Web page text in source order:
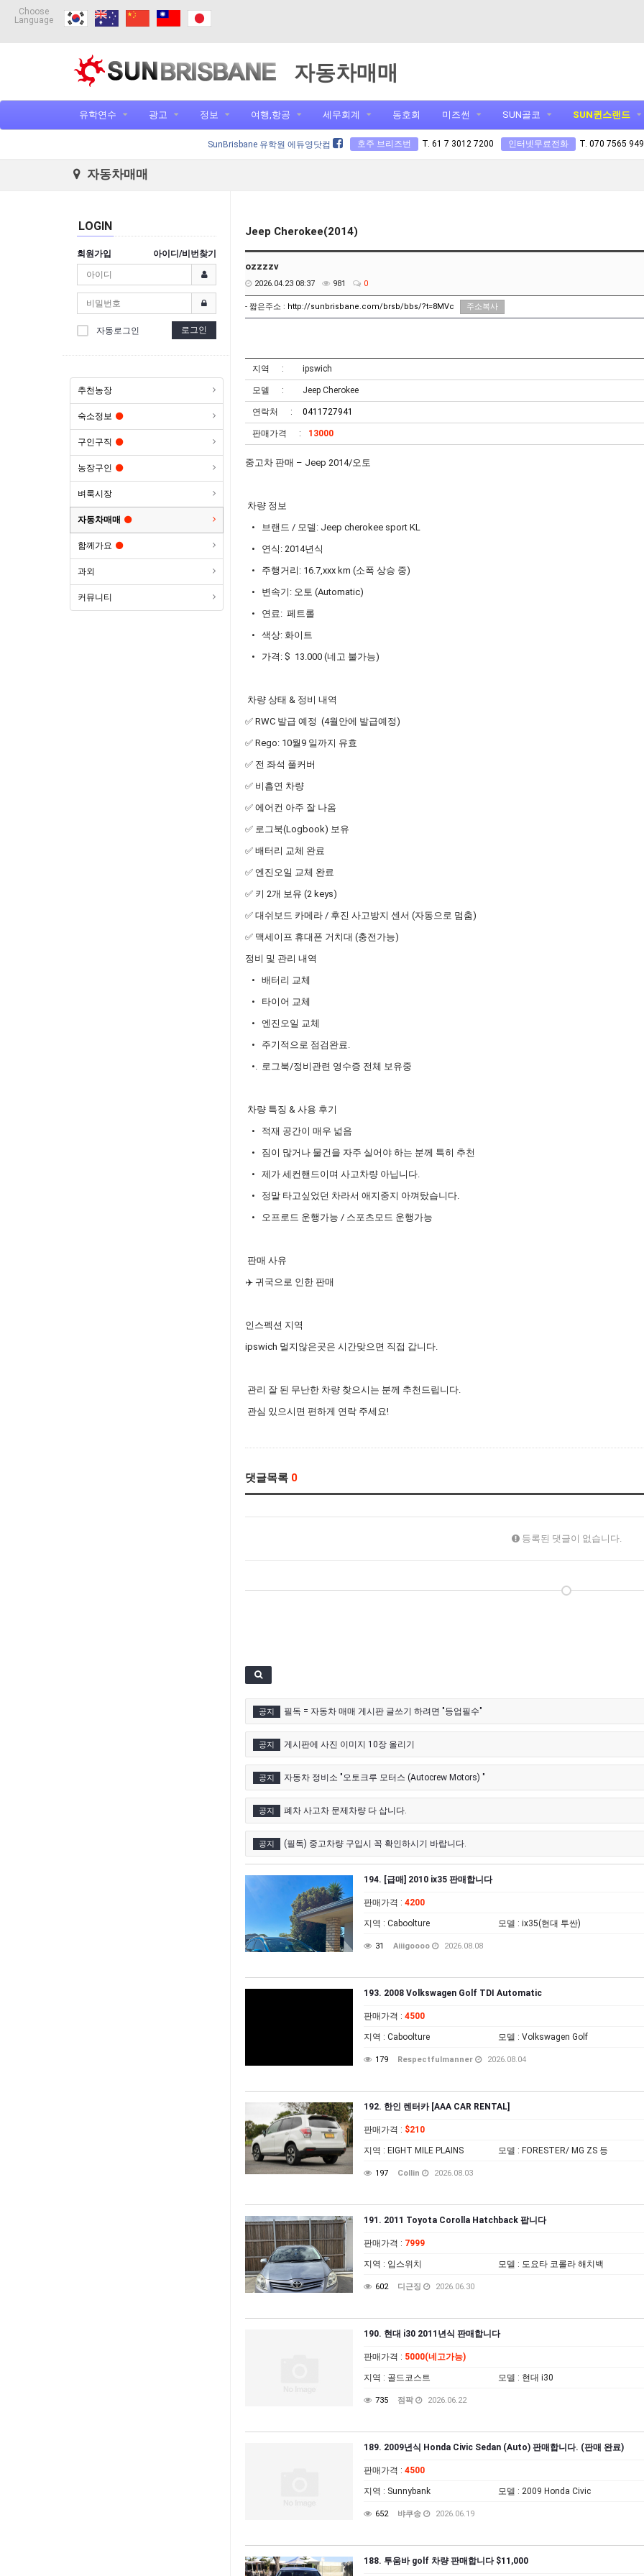
Choose
Language
자동차매매
유학연수 광고 정보 여행,항공 세무회계 동호회 미즈썬 SUN골코 SUN퀸스랜드
SunBrisbane 유학원 에듀영닷컴 호주 브리즈번 T. 61 7 3012 7200 인터넷무료전화 T. 070 7565
자동차매매
LOGIN
회원가입 아이디/비번찾기
자동로그인 로그인
추천농장
숙소정보
구인구직
농장구인
벼룩시장
자동차매매
함께가요
과외
커뮤니티
Jeep Cherokee(2014)
ozzzzv
2026.04.23 08:37 981 0
- 짧은주소 : http://sunbrisbane.com/brsb/bbs/?t=8MVc 주소복사
지역 ipswich
모델 Jeep Cherokee
연락처 0411727941
판매가격 13000
중고차 판매 – Jeep 2014/오토
차량 정보
• 브랜드 / 모델: Jeep cherokee sport KL
• 연식: 2014년식
• 주행거리: 16.7,xxx km (소폭 상승 중)
• 변속기: 오토 (Automatic)
• 연료: 페트롤
• 색상: 화이트
• 가격: $ 13.000 (네고 불가능)
차량 상태 & 정비 내역
✅ RWC 발급 예정 (4월안에 발급예정)
✅ Rego: 10월9 일까지 유효
✅️ 전 좌석 풀커버
✅ 비흡연 차량
✅ 에어컨 아주 잘 나옴
✅ 로그북(Logbook) 보유
✅ 배터리 교체 완료
✅ 엔진오일 교체 완료
✅ 키 2개 보유 (2 keys)
✅ 대쉬보드 카메라 / 후진 사고방지 센서 (자동으로 멈춤)
✅ 맥세이프 휴대폰 거치대 (충전가능)
정비 및 관리 내역
• 배터리 교체
• 타이어 교체
• 엔진오일 교체
• 주기적으로 점검완료.
•. 로그북/정비관련 영수증 전체 보유중
차량 특징 & 사용 후기
• 적재 공간이 매우 넓음
• 짐이 많거나 물건을 자주 실어야 하는 분께 특히 추천
• 제가 세컨핸드이며 사고차량 아닙니다.
• 정말 타고싶었던 차라서 애지중지 아껴탔습니다.
• 오프로드 운행가능 / 스포츠모드 운행가능
판매 사유
✈️ 귀국으로 인한 판매
인스펙션 지역
ipswich 멀지않은곳은 시간맞으면 직접 갑니다.
관리 잘 된 무난한 차량 찾으시는 분께 추천드립니다.
관심 있으시면 편하게 연락 주세요!
댓글목록 0
등록된 댓글이 없습니다.
공지 필독 = 자동차 매매 게시판 글쓰기 하려면 "등업필수"
공지 게시판에 사진 이미지 10장 올리기
공지 자동차 정비소 "오토크루 모터스 (Autocrew Motors) "
공지 폐차 사고차 문제차량 다 삽니다.
공지 (필독) 중고차량 구입시 꼭 확인하시기 바랍니다.
194. [급매] 2010 ix35 판매합니다
판매가격 : 4200
지역 : Caboolture 모델 : ix35(현대 투싼)
31 Aiiigoooo 2026.08.08
193. 2008 Volkswagen Golf TDI Automatic
판매가격 : 4500
지역 : Caboolture 모델 : Volkswagen Golf
179 Respectfulmanner 2026.08.04
192. 한인 렌터카 [AAA CAR RENTAL]
판매가격 : $210
지역 : EIGHT MILE PLAINS 모델 : FORESTER/ MG ZS 등
197 Collin 2026.08.03
191. 2011 Toyota Corolla Hatchback 팝니다
판매가격 : 7999
지역 : 입스위치 모델 : 도요타 코롤라 해치백
602 디근징 2026.06.30
190. 현대 i30 2011년식 판매합니다
판매가격 : 5000(네고가능)
지역 : 골드코스트 모델 : 현대 i30
735 점팍 2026.06.22
189. 2009년식 Honda Civic Sedan (Auto) 판매합니다. (판매 완료)
판매가격 : 4500
지역 : Sunnybank 모델 : 2009 Honda Civic
652 뱌쿠송 2026.06.19
188. 투움바 golf 차량 판매합니다 $11,000